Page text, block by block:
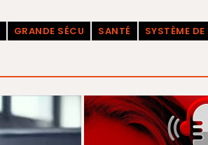
GRANDE SÉCU SANTÉ SYSTÈME